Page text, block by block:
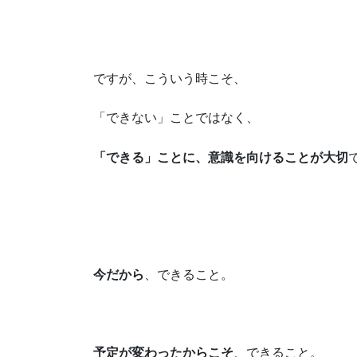
ですが、こういう時こそ、
「できない」ことではなく、
「できる」ことに、意識を向けることが大切
今だから 、できること。
予定が変わったからこそ、できること。